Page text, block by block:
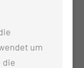
Kleidung
um
die